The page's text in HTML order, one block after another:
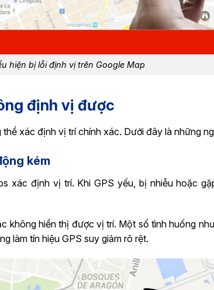
hiện bị lỗi định vị trên Google Map
định vị được
xác định vị trí chính xác. Dưới đây là những
kém
xác định vị trí. Khi GPS yếu, bị nhiễu hoặc
không hiển thị được vị trí. Một số tình huống
làm tín hiệu GPS suy giảm rõ rệt.